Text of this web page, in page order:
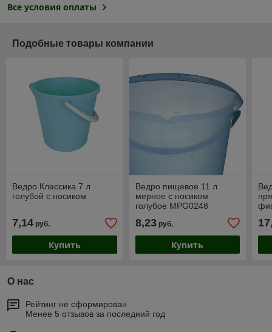
Все условия оплаты
Подобные товары компании
Ведро Классика 7 л
голубой с носиком
7,14 руб.
Купить
Ведро пищевое 11 л
мерное с носиком
голубое MPG0248
8,23руб.
Купить
О нас
Рейтинг не сформирован
Менее 5 отзывов за последний год